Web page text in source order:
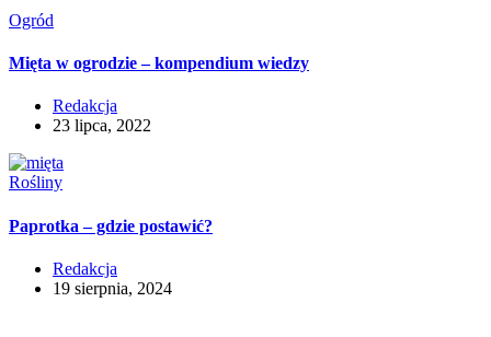
Ogród
Mięta w ogrodzie – kompendium wiedzy
Redakcja
23 lipca, 2022
Rośliny
Paprotka – gdzie postawić?
Redakcja
19 sierpnia, 2024